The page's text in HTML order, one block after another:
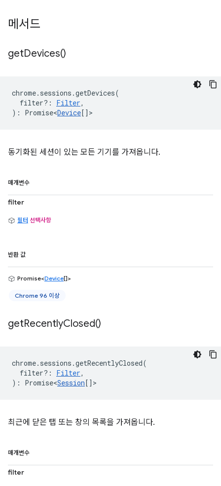
메서드
getDevices()
chrome. sessions .getDevices(
filter? : Filter,
) : Promise<Device[] >
동기화된 세션이 있는 모든 기기를 가져옵니다.
매개변수
filter
필터 선택사항
반환 값
Promise<Device[]>
Chrome 96 이상
getRecentlyClosed()
chrome. sessions .getRecentlyClosed(
filter? : Filter,
) : Promise<Session[] >
최근에 닫은 탭 또는 창의 목록을 가져옵니다.
매개변수
filter